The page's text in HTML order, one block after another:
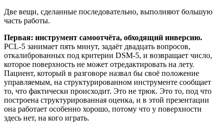
Две вещи, сделанные последовательно, выполняют большую
часть работы.
Первая: инструмент самоотчёта, обходящий инверсию.
PCL-5 занимает пять минут, задаёт двадцать вопросов,
откалиброванных под критерии DSM-5, и возвращает число,
которое поверхность не может отредактировать на лету.
Пациент, который в разговоре назвал бы своё положение
управляемым, на структурированном инструменте сообщает
то, что фактически происходит. Это не трюк. Это то, под что
построена структурированная оценка, и в этой презентации
она работает особенно хорошо, потому что у поверхности
здесь нет, на кого играть.